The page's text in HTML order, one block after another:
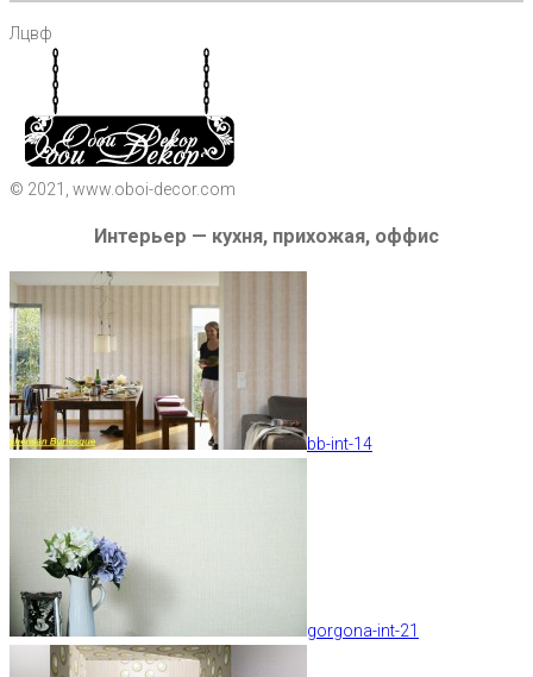
Лцвф
© 2021, www.oboi-decor.com
Интерьер — кухня, прихожая, оффис
bb-int-14
gorgona-int-21